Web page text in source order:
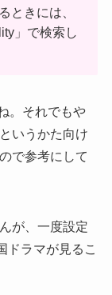
ときには、
」で検索し
。それでもや
いうかた向け
で参考にして
が、一度設定
ドラマが見るこ